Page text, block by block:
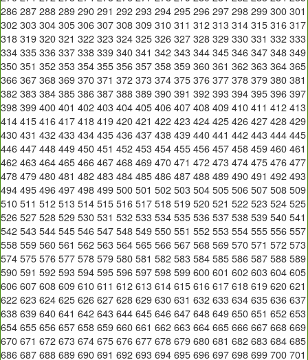
286 287 288 289 290 291 292 293 294 295 296 297 298 299 300 301
302 303 304 305 306 307 308 309 310 311 312 313 314 315 316 317
318 319 320 321 322 323 324 325 326 327 328 329 330 331 332 333
334 335 336 337 338 339 340 341 342 343 344 345 346 347 348 349
350 351 352 353 354 355 356 357 358 359 360 361 362 363 364 365
366 367 368 369 370 371 372 373 374 375 376 377 378 379 380 381
382 383 384 385 386 387 388 389 390 391 392 393 394 395 396 397
398 399 400 401 402 403 404 405 406 407 408 409 410 411 412 413
414 415 416 417 418 419 420 421 422 423 424 425 426 427 428 429
430 431 432 433 434 435 436 437 438 439 440 441 442 443 444 445
446 447 448 449 450 451 452 453 454 455 456 457 458 459 460 461
462 463 464 465 466 467 468 469 470 471 472 473 474 475 476 477
478 479 480 481 482 483 484 485 486 487 488 489 490 491 492 493
494 495 496 497 498 499 500 501 502 503 504 505 506 507 508 509
510 511 512 513 514 515 516 517 518 519 520 521 522 523 524 525
526 527 528 529 530 531 532 533 534 535 536 537 538 539 540 541
542 543 544 545 546 547 548 549 550 551 552 553 554 555 556 557
558 559 560 561 562 563 564 565 566 567 568 569 570 571 572 573
574 575 576 577 578 579 580 581 582 583 584 585 586 587 588 589
590 591 592 593 594 595 596 597 598 599 600 601 602 603 604 605
606 607 608 609 610 611 612 613 614 615 616 617 618 619 620 621
622 623 624 625 626 627 628 629 630 631 632 633 634 635 636 637
638 639 640 641 642 643 644 645 646 647 648 649 650 651 652 653
654 655 656 657 658 659 660 661 662 663 664 665 666 667 668 669
670 671 672 673 674 675 676 677 678 679 680 681 682 683 684 685
686 687 688 689 690 691 692 693 694 695 696 697 698 699 700 701